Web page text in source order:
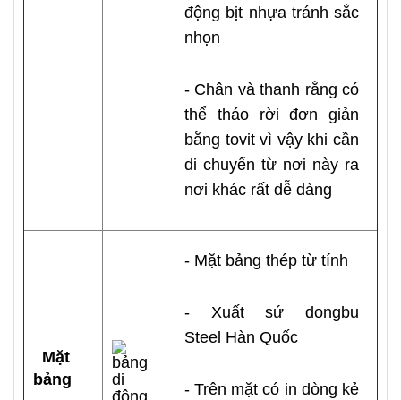
động bịt nhựa tránh sắc
nhọn
- Chân và thanh rằng có
thể tháo rời đơn giản
bằng tovit vì vậy khi cần
di chuyển từ nơi này ra
nơi khác rất dễ dàng
Mặt
bảng
- Mặt bảng thép từ tính
- Xuất sứ dongbu
Steel Hàn Quốc
- Trên mặt có in dòng kẻ